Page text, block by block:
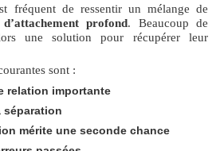
fréquent de ressentir un mélange de
profond. Beaucoup de
une solution pour récupérer leur
sont :
relation importante
séparation
mérite une seconde chance